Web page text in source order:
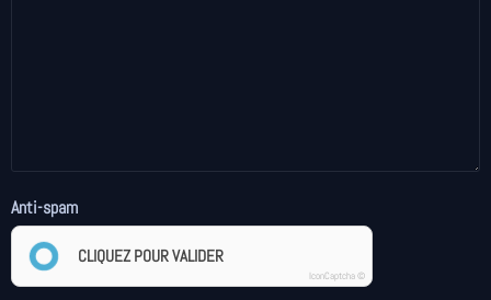
Anti-spam
CLIQUEZ POUR VALIDER
IconCaptcha ©